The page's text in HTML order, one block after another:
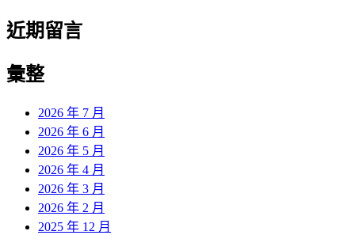
近期留言
彙整
2026 年 7 月
2026 年 6 月
2026 年 5 月
2026 年 4 月
2026 年 3 月
2026 年 2 月
2025 年 12 月